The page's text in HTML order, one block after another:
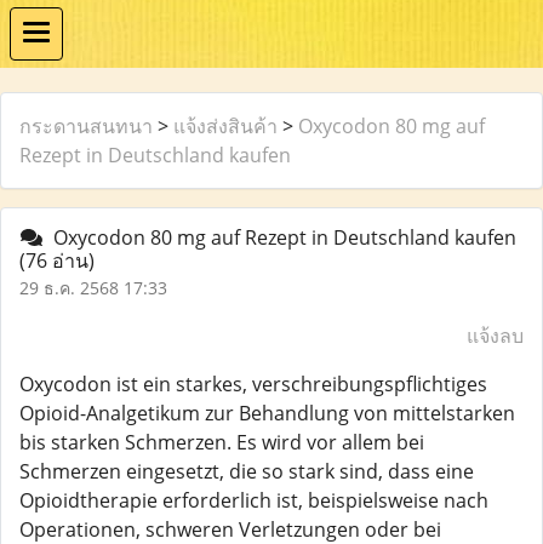
กระดานสนทนา > แจ้งส่งสินค้า > Oxycodon 80 mg auf
Rezept in Deutschland kaufen
Oxycodon 80 mg auf Rezept in Deutschland kaufen
(76 อ่าน)
29 ธ.ค. 2568 17:33
แจ้งลบ
Oxycodon ist ein starkes, verschreibungspflichtiges
Opioid-Analgetikum zur Behandlung von mittelstarken
bis starken Schmerzen. Es wird vor allem bei
Schmerzen eingesetzt, die so stark sind, dass eine
Opioidtherapie erforderlich ist, beispielsweise nach
Operationen, schweren Verletzungen oder bei